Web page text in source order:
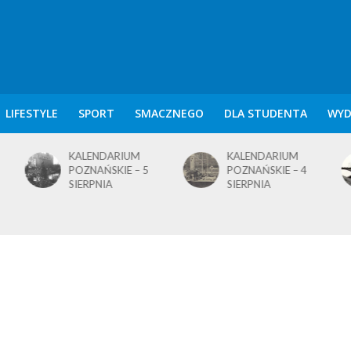
LIFESTYLE SPORT SMACZNEGO DLA STUDENTA
KALENDARIUM
POZNAŃSKIE – 5
SIERPNIA
KALENDARIUM
POZNAŃSKIE – 4
SIERPNIA